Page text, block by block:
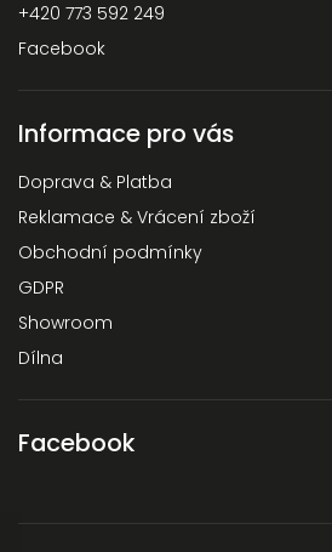
+420 773 592 249
Facebook
Informace pro vás
Doprava & Platba
Reklamace & Vrácení zboží
Obchodní podmínky
GDPR
Showroom
Dílna
Facebook